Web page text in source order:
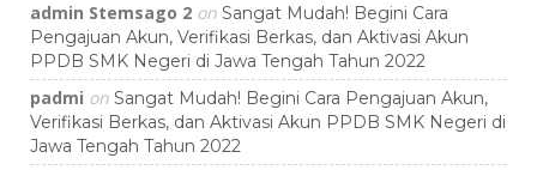
admin Stemsago 2 on Sangat Mudah! Begini Cara
Pengajuan Akun, Verifikasi Berkas, dan Aktivasi Akun
PPDB SMK Negeri di Jawa Tengah Tahun 2022
padmi on Sangat Mudah! Begini Cara Pengajuan Akun,
Verifikasi Berkas, dan Aktivasi Akun PPDB SMK Negeri di
Jawa Tengah Tahun 2022